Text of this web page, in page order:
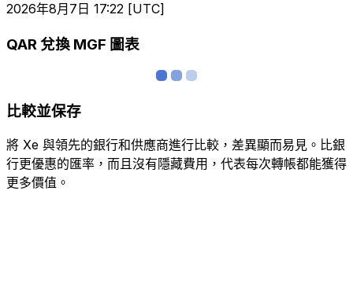
2026年8月7日 17:22 [UTC]
QAR 兌換 MGF 圖表
比較並保存
將 Xe 與領先的銀行和供應商進行比較，差異顯而易見。比銀
行更優惠的匯率，而且沒有隱藏費用，代表每次轉帳都能獲得
更多價值。